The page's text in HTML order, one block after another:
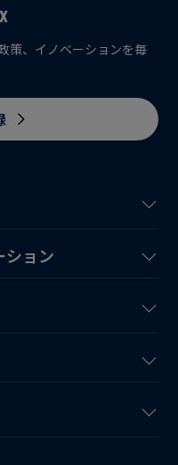
ション
策、イノベーションを毎